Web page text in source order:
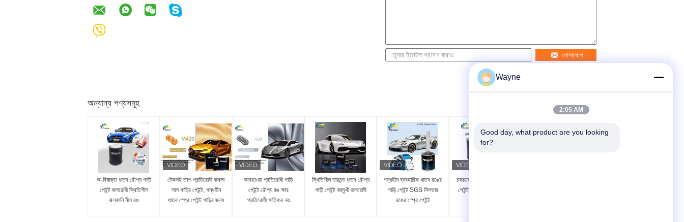
যোগাযোগ
অন্যান্য পণ্যসমূহ
অ-বিষাক্ত ধাতব রৌপ্য গাড়ী
পেইন্ট জলরোধী স্থিতিশীল
ঝলকানি নীল রঙ
টেকসই তাপ-প্রতিরোধী কমলা
লাল গাড়ির পেইন্ট, গন্ধহীন
ধাতব স্প্রে পেইন্ট গাড়ির জন্য
আবহাওয়া প্রতিরোধী গাড়ি
পেইন্ট রৌপ্য রঙ ক্ষার
প্রতিরোধী ক্ষতিকর নয়
স্থিতিশীল ডায়মন্ড ধাতব রৌপ্য
গাড়ী পেইন্ট বহুমুখী জলরোধী
গন্ধহীন ব্যবহারিক ধাতব রঙের
গাড়ি পেইন্ট SGS সিলভার
রঙের স্প্রে পেইন্ট
চকচকে লাল ধাতব রৌপ্য গাড়ী
পেইন্ট ছত্রাক প্রতিরোধী অ-
Wayne
2:05 AM
Good day, what product are you looking
for?